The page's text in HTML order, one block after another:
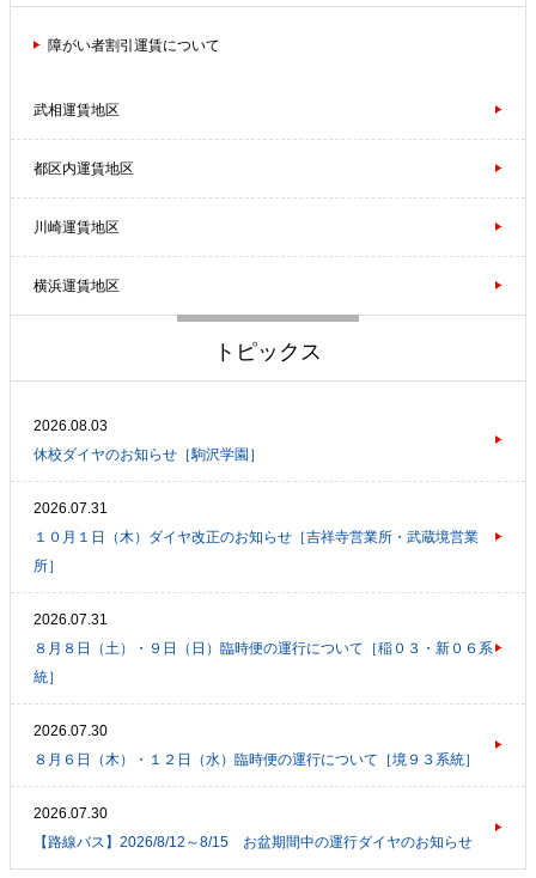
障がい者割引運賃について
武相運賃地区
都区内運賃地区
川崎運賃地区
横浜運賃地区
トピックス
2026.08.03
休校ダイヤのお知らせ［駒沢学園］
2026.07.31
１０月１日（木）ダイヤ改正のお知らせ［吉祥寺営業所・武蔵境営業
所］
2026.07.31
８月８日（土）・９日（日）臨時便の運行について［稲０３・新０６系
統］
2026.07.30
８月６日（木）・１２日（水）臨時便の運行について［境９３系統］
2026.07.30
【路線バス】2026/8/12～8/15 お盆期間中の運行ダイヤのお知らせ